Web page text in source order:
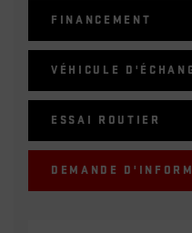
FINANCEMENT
VÉHICULE
ESSAI ROUTIER
DEMANDE